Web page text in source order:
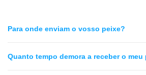
Para onde enviam o vosso peixe?
Quanto tempo demora a receber o meu